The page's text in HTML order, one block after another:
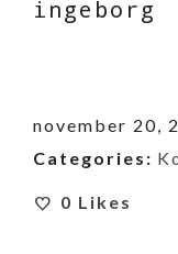
ingeborg
november 20,
Categories:
0 Likes